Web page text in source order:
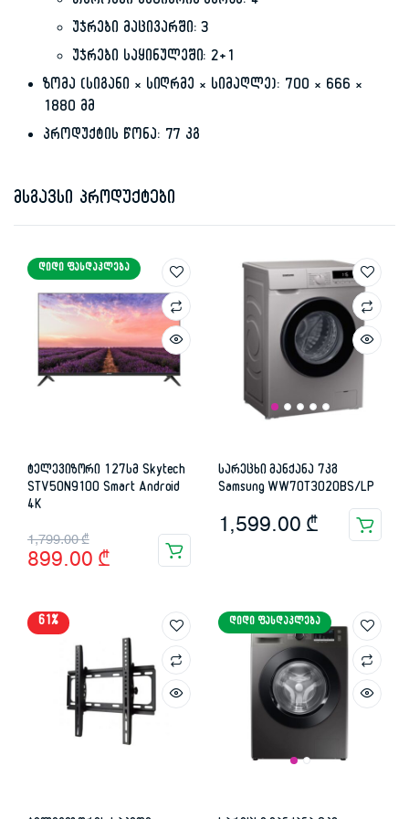
უჯრები მაცივარში: 3
უჯრები საყინულეში: 2+1
ზომა (სიგანი × სიღრმე × სიმაღლე): 700 × 666 ×
1880 მმ
პროდუქტის წონა: 77 კგ
მსგავსი პროდუქტები
ᲓᲘᲓᲘ ᲤᲐᲡᲓᲐᲙᲚᲔᲑᲐ
ტელევიზორი 127სმ Skytech
STV50N9100 Smart Android
4K
1,799.00₾
Original
price
1,799.00 ₾.
899.00 ₾
Current
price
899.00 ₾.
სარეცხი მანქანა 7კგ
Samsung WW70T3020BS/LP
1,599.00 ₾
61% ᲓᲘᲓᲘ ᲤᲐᲡᲓᲐᲙᲚᲔᲑᲐ